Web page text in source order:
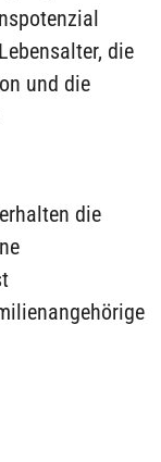
die
und die
die